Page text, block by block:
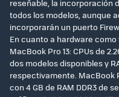
reseñable, la incorporación
todos los modelos, aunque
incorporarán un puerto
En cuanto a hardware
MacBook Pro 13: CPUs de
dos modelos disponibles y
respectivamente. MacBook
con 4 GB de RAM DDR3 de